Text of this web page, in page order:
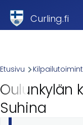
Curling.fi
Breadcrumb
Etusivu
Oulunkylän
Suhina